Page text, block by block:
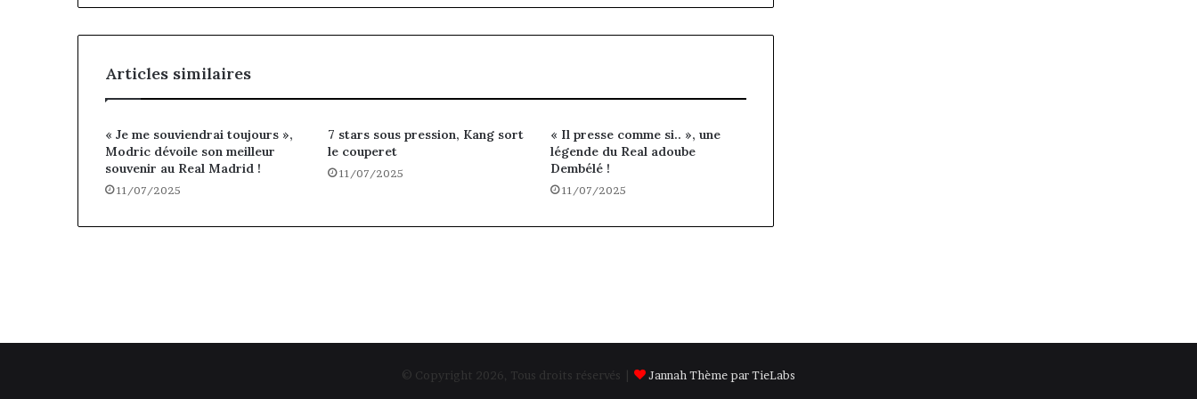
Articles similaires
« Je me souviendrai toujours »,
Modric dévoile son meilleur
souvenir au Real Madrid !
11/07/2025
7 stars sous pression, Kang sort
le couperet
11/07/2025
« Il presse comme si.. », une
légende du Real adoube
Dembélé !
11/07/2025
© Copyright 2026, Tous droits réservés |
Jannah Thème par TieLabs